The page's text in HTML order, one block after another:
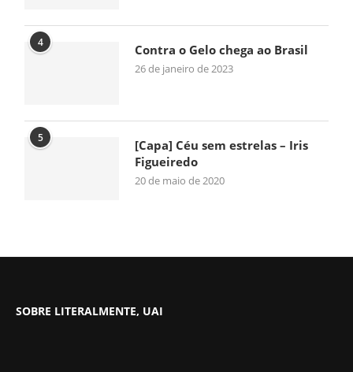
4 Contra o Gelo chega ao Brasil
26 de janeiro de 2023
5
[Capa] Céu sem estrelas – Iris
Figueiredo
20 de maio de 2020
SOBRE LITERALMENTE, UAI